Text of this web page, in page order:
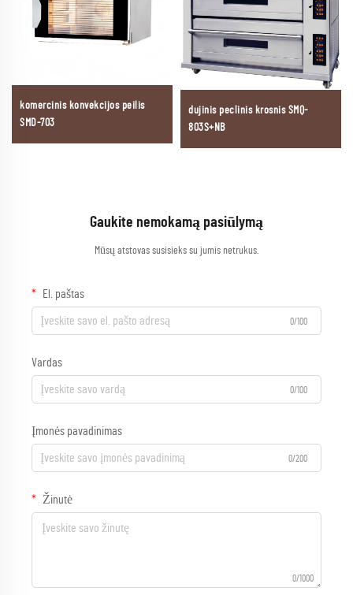
komercinis konvekcijos peilis
SMD-703
dujinis peclinis krosnis SMQ-
803S+NB
Gaukite nemokamą pasiūlymą
Mūsų atstovas susisieks su jumis netrukus.
El. paštas
0/100
Vardas
0/100
Įmonės pavadinimas
0/200
Žinutė
0/1000